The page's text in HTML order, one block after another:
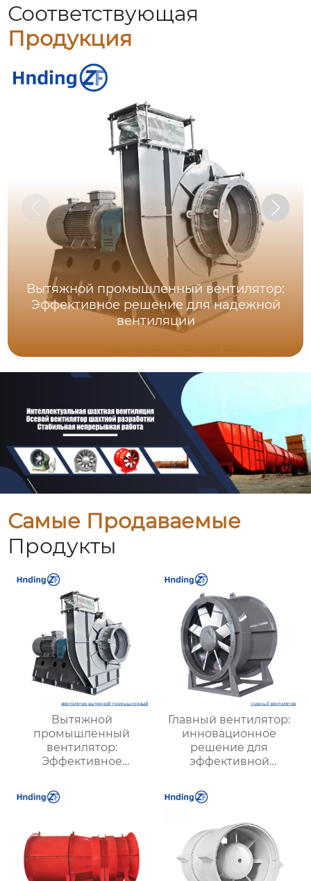
Соответствующая
Продукция
Вытяжной промышленный вентилятор:
Эффективное решение для надежной
вентиляции
Самые Продаваемые
Продукты
Вытяжной
промышленный
вентилятор:
Эффективное
надежной вентиляции
Главный вентилятор:
инновационное
решение для
эффективной
оптимизации работы